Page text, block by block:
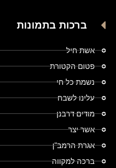
ברכות בתמונות
אשת חיל
פטום הקטורת
נשמת כל חי
עלינו לשבח
מודים דרבנן
אשר יצר
אגרת הרמב"ן
ברכה למקווה